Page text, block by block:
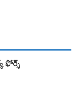
ఫోర్స్